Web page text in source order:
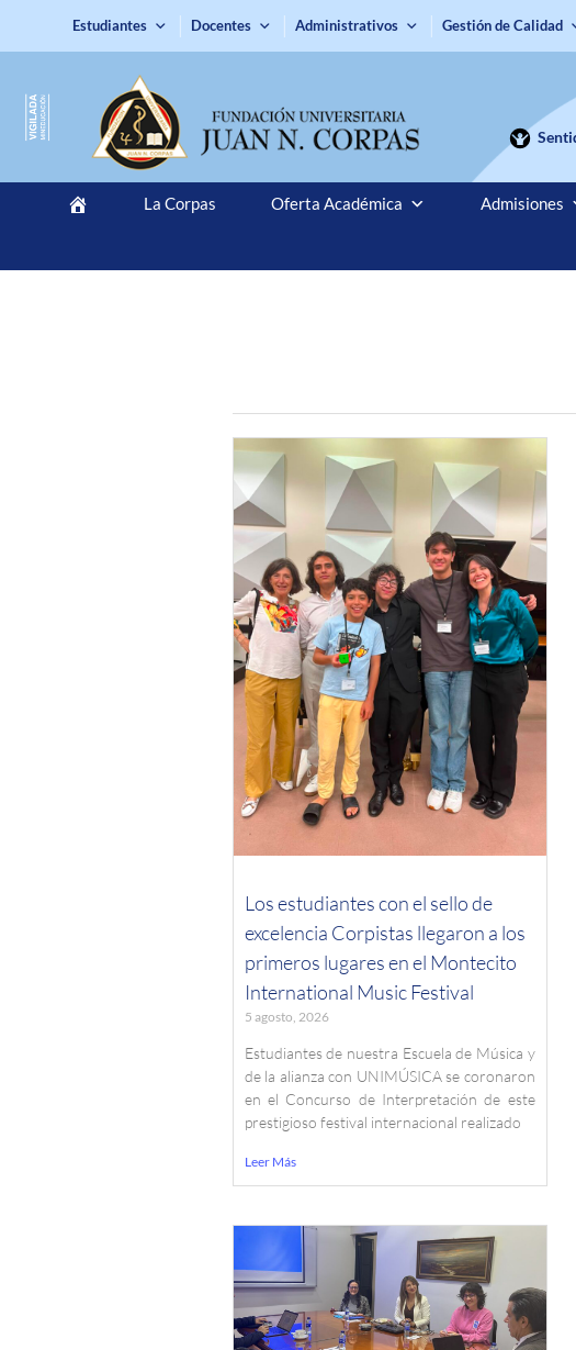
Estudiantes Docentes Administrativos Gestión de Calidad
La Corpas Oferta Académica Admisiones
Los estudiantes con el sello de
excelencia Corpistas llegaron a los
primeros lugares en el Montecito
International Music Festival
5 agosto, 2026
Estudiantes de nuestra Escuela de Música y
de la alianza con UNIMÚSICA se coronaron
en el Concurso de Interpretación de este
prestigioso festival internacional realizado
Leer Más